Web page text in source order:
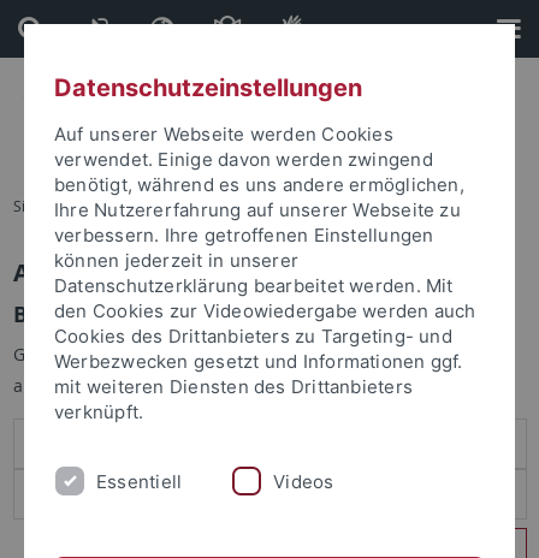
Direkt
zum
Inhalt
Direkt
zur
Fußleiste
Sie sind hier: Startseite
Anmelden
Benutzeranmeldung
Geben Sie Ihren Benutzernamen und Ihr Passwort an um sich
anzumelden:
Datenschutzeinstellungen
Auf unserer Webseite werden Cookies
verwendet. Einige davon werden zwingend
benötigt, während es uns andere ermöglichen,
Ihre Nutzererfahrung auf unserer Webseite zu
verbessern. Ihre getroffenen Einstellungen
können jederzeit in unserer
Datenschutzerklärung bearbeitet werden. Mit
den Cookies zur Videowiedergabe werden auch
Cookies des Drittanbieters zu Targeting- und
Werbezwecken gesetzt und Informationen ggf.
mit weiteren Diensten des Drittanbieters
verknüpft.
Essentiell Videos